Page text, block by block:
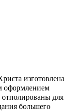
изготовлена
оформлением
для
большего